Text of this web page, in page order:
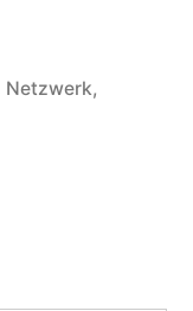
Netzwerk,